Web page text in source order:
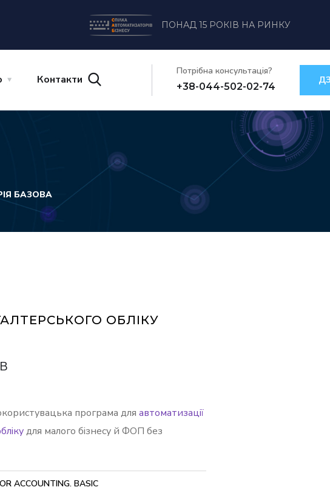
ПОНАД 15 РОКІВ НА РИНКУ
Контакти
Потрібна консультація?
+38-044-502-02-74
БАЗОВА
ОБЛІКУ
програма для автоматизації
для малого бізнесу й ФОП без
ACCOUNTING. BASIC